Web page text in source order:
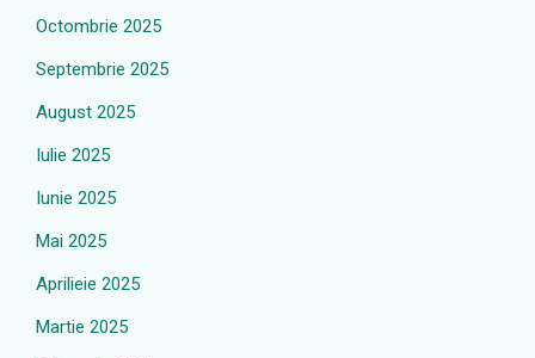
Octombrie 2025
Septembrie 2025
August 2025
Iulie 2025
Iunie 2025
Mai 2025
Aprilieie 2025
Martie 2025